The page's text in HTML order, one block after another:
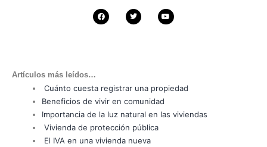
Artículos más leídos…
Cuánto cuesta registrar una propiedad
Beneficios de vivir en comunidad
Importancia de la luz natural en las viviendas
Vivienda de protección pública
El IVA en una vivienda nueva